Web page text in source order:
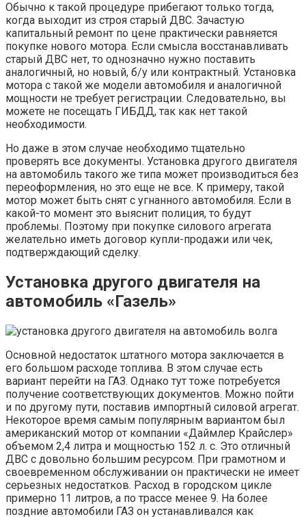
Обычно к такой процедуре прибегают только тогда,
когда выходит из строя старый ДВС. Зачастую
капитальный ремонт по цене практически равняется
покупке нового мотора. Если смысла восстанавливать
старый ДВС нет, то однозначно нужно поставить
аналогичный, но новый, б/у или контрактный. Установка
мотора с такой же модели автомобиля и аналогичной
мощности не требует регистрации. Следовательно, вы
можете не посещать ГИБДД, так как нет такой
необходимости.
Но даже в этом случае необходимо тщательно
проверять все документы. Установка другого двигателя
на автомобиль такого же типа может производиться без
переоформления, но это еще не все. К примеру, такой
мотор может быть снят с угнанного автомобиля. Если в
какой-то момент это выяснит полиция, то будут
проблемы. Поэтому при покупке силового агрегата
желательно иметь договор купли-продажи или чек,
подтверждающий сделку.
Установка другого двигателя на
автомобиль «Газель»
Основной недостаток штатного мотора заключается в
его большом расходе топлива. В этом случае есть
вариант перейти на ГАЗ. Однако тут тоже потребуется
получение соответствующих документов. Можно пойти
и по другому пути, поставив импортный силовой агрегат.
Некоторое время самым популярным вариантом был
американский мотор от компании «Даймлер Крайслер»
объемом 2,4 литра и мощностью 152 л. с. Это отличный
ДВС с довольно большим ресурсом. При грамотном и
своевременном обслуживании он практически не имеет
серьезных недостатков. Расход в городском цикле
примерно 11 литров, а по трассе менее 9. На более
поздние автомобили ГАЗ он устанавливался как